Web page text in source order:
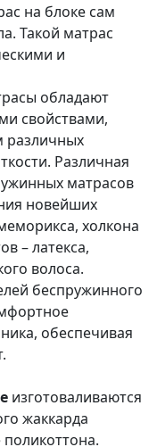
на блоке сам
Такой матрас
и
обладают
свойствами,
различных
Различная
матрасов
новейших
холкона
– латекса,
волоса.
беспружинного
обеспечивая
изготоваливаются
жаккарда
поликоттона.